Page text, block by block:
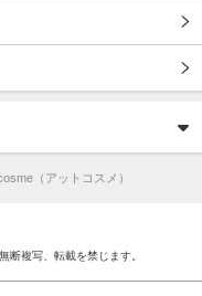
（アットコスメ）
断複写、転載を禁じます。